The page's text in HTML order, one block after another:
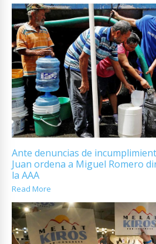
Ante denuncias de
Juan ordena a Miguel Romero
la AAA
Read More